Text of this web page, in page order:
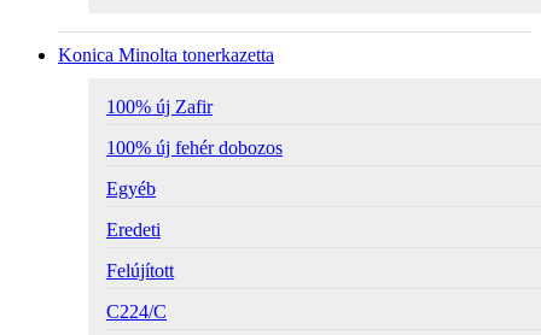
Konica Minolta tonerkazetta
100% új Zafir
100% új fehér dobozos
Egyéb
Eredeti
Felújított
C224/C